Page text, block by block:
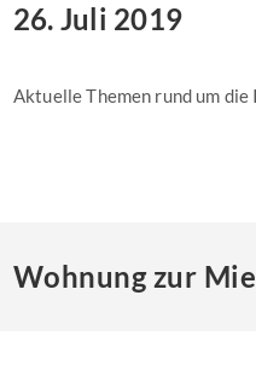
26. Juli 2019
Aktuelle Themen rund um